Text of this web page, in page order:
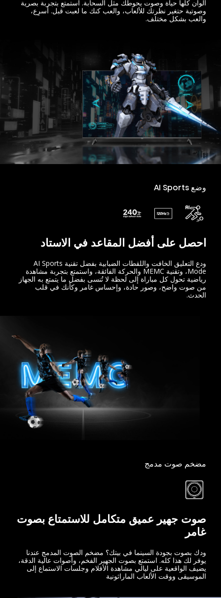
ألوان كلها حياة وصوت يحوطك مثل السحابة. استمتع بتجربة بصرية
وصوتية حتغير نظرتك للألعاب، والعب كنك ما لعبت قبل. أسرِع،
والعب بشكل مختلف.
وضع AI Sports
احصل على أفضل المقاعد في الاستاد
ودع التعليق الخافت واللقطات الضبابية بفضل تقنية AI Sports
Mode، وتقنية MEMC والحركة الفائقة، واستمتع بتجربة مشاهدة
رياضية تحول كل مباراة إلى لحظة لا تُنسى بفضل ما يتمتع به الجهاز
من صوت واضح، وصور حادة، وإحساس غامر وكأنك في قلب
الحدث.
مضخم صوت مدمج
صوت جهير عميق متكامل للاستمتاع بصوت
غامر
ودك بصوت بجودة السينما في بيتك؟ مضخم الصوت المدمج عندنا
يوفر لك هذا كله. استمتع بصوت الجهير الفخم، وأصوات عالية الدقة،
يضيف الواقعية على ليالي مشاهدة الأفلام وجلسات الاستماع إلى
الموسيقى ووقت الألعاب الماراثونية